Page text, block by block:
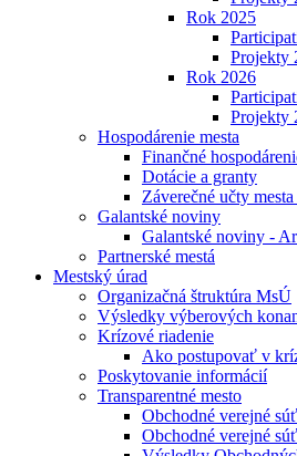
Rok 2025
Projekty
Rok 2026
Projekty
Hospodárenie mesta
Finančné
Dotácie a granty
Záverečné učty
Galantské noviny
Galantské noviny -
Partnerské mestá
Mestský úrad
Organizačná štruktúra MsÚ
Výsledky výberových
Krízové riadenie
Ako postupovať v
Poskytovanie informácií
Transparentné mesto
Obchodné verejné
Obchodné verejné